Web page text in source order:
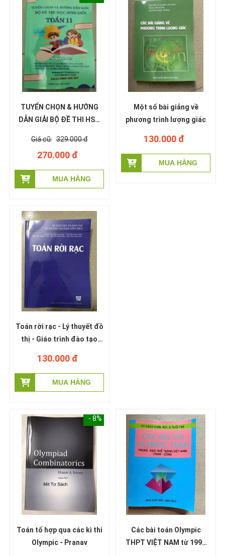
TUYỂN CHỌN & HƯỚNG
DẪN GIẢI BỘ ĐỀ THI HSG
329.000 đ
270.000 đ
Một số bài giảng về
phương trình lượng giác
130.000 đ
Toán rời rạc - Lý thuyết đồ
thị - Giáo trình đào tạo
130.000 đ
- 8%
Toán tổ hợp qua các kì thi
Olympic - Pranav
Các bài toán Olympic
THPT VIỆT NAM từ 1990